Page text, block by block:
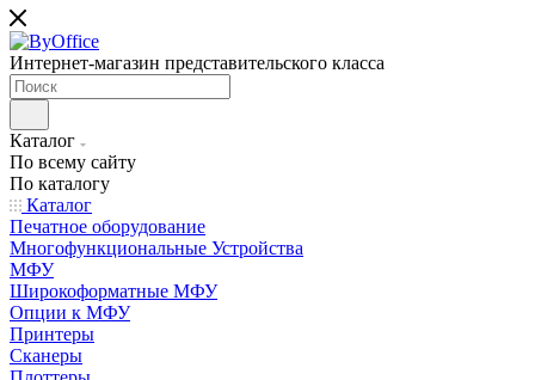
Интернет-магазин представительского класса
Каталог
По всему сайту
По каталогу
Каталог
Печатное оборудование
Многофункциональные Устройства
МФУ
Широкоформатные МФУ
Опции к МФУ
Принтеры
Сканеры